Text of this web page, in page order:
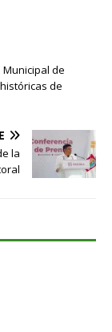
Municipal de
de
la